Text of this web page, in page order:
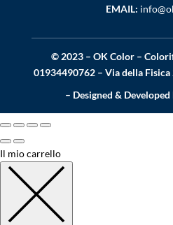
EMAIL:
© 2023 – OK Color –
01934490762 – Via della
– Designed & Developed
Il mio carrello